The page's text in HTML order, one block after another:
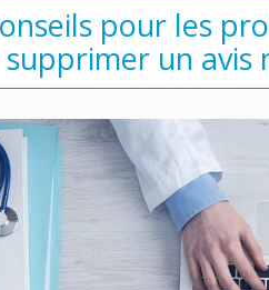
pour les
un avis